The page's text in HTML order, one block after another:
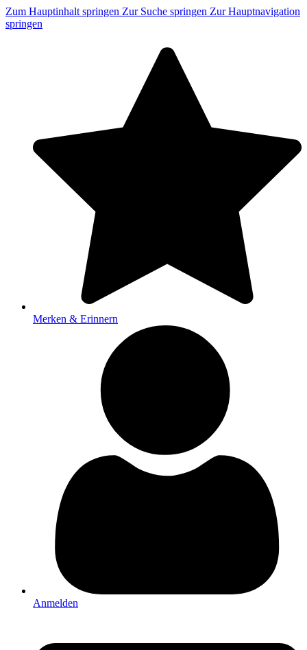
Zum Hauptinhalt springen Zur Suche springen Zur Hauptnavigation
springen
Merken & Erinnern
Anmelden